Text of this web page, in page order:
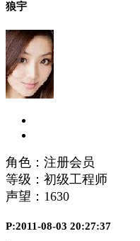
狼宇
角色：注册会员
等级：初级工程师
声望： 1630
P:2011-08-03 20:27:37